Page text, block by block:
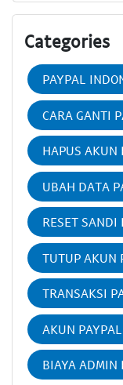
Categories
PAYPAL
CARA GANTI
HAPUS AKUN
UBAH DATA
RESET SANDI
TUTUP AKUN
TRANSAKSI
AKUN
BIAYA ADMIN